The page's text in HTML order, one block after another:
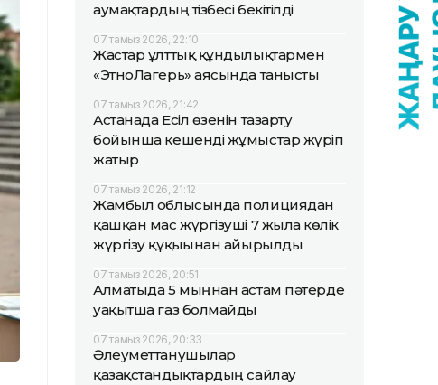
аумақтардың тізбесі бекітілді
07 тамыз 2026, 22:10
Жастар ұлттық құндылықтармен
«ЭтноЛагерь» аясында танысты
07 тамыз 2026, 21:42
Астанада Есіл өзенін тазарту
бойынша кешенді жұмыстар жүріп
жатыр
07 тамыз 2026, 21:12
Жамбыл облысында полициядан
қашқан мас жүргізуші 7 жылға көлік
жүргізу құқығынан айырылды
07 тамыз 2026, 20:51
Алматыда 5 мыңнан астам пәтерде
уақытша газ болмайды
07 тамыз 2026, 20:33
Әлеуметтанушылар
қазақстандықтардың сайлау